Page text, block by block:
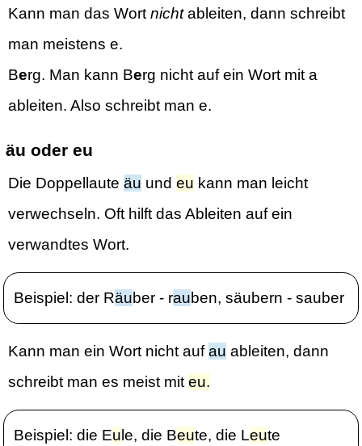
Kann man das Wortnichtableiten, dann schreibt
man meistens e.
Berg. Man kann Berg nicht auf ein Wort mit a
ableiten. Also schreibt man e.
äu oder eu
Die Doppellauteäu undeu kann man leicht
verwechseln. Oft hilft das Ableiten auf ein
verwandtes Wort.
Beispiel: der Räuber - rauben, säubern - sauber
Kann man ein Wort nicht aufau ableiten, dann
schreibt man es meist miteu.
Beispiel: die Eu le, die Beute, die Leute